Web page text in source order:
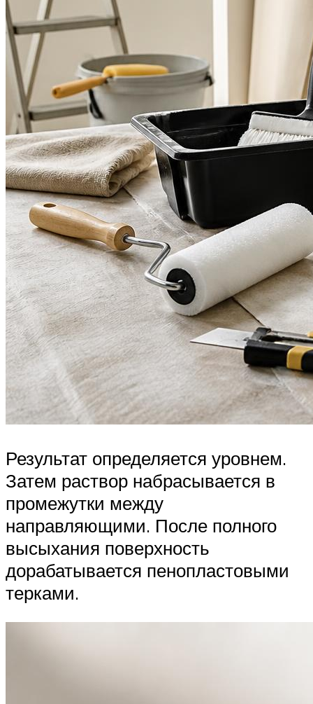
Результат определяется уровнем.
Затем раствор набрасывается в
промежутки между
направляющими. После полного
высыхания поверхность
дорабатывается пенопластовыми
терками.